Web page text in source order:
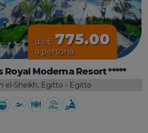
da € 775.00
a persona
Royal Moderna Resort *****
el-Sheikh, Egitto - Egitto